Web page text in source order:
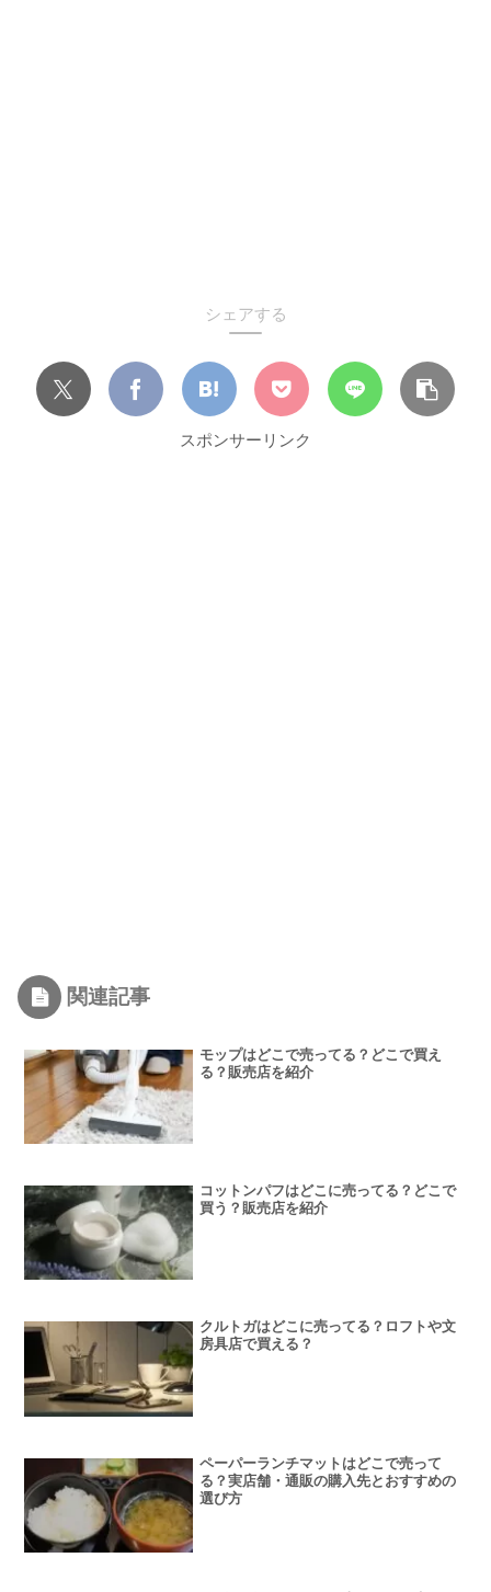
シェアする
スポンサーリンク
関連記事
モップはどこで売ってる？どこで買え
る？販売店を紹介
コットンパフはどこに売ってる？どこで
買う？販売店を紹介
クルトガはどこに売ってる？ロフトや文
房具店で買える？
ペーパーランチマットはどこで売って
る？実店舗・通販の購入先とおすすめの
選び方